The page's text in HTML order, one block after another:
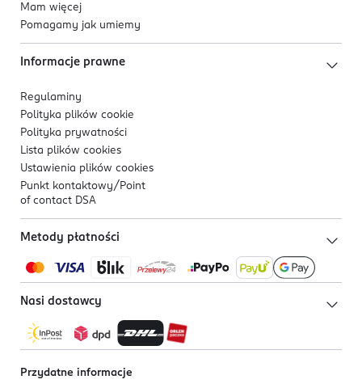
Mam więcej
Pomagamy jak umiemy
Informacje prawne
Regulaminy
Polityka plików cookie
Polityka prywatności
Lista plików cookies
Ustawienia plików cookies
Punkt kontaktowy/ Point
of contact DSA
Metody płatności
Nasi dostawcy
Przydatne informacje